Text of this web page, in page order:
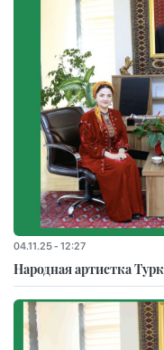
04.11.25 - 12:27
Народная артистка